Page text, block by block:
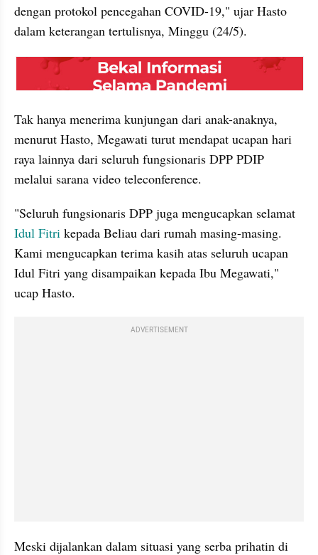
dengan protokol pencegahan COVID-19," ujar Hasto
dalam keterangan tertulisnya, Minggu (24/5).
embed from external kumparan
Tak hanya menerima kunjungan dari anak-anaknya,
menurut Hasto, Megawati turut mendapat ucapan hari
raya lainnya dari seluruh fungsionaris DPP PDIP
melalui sarana video teleconference.
Idul Fitri kepada Beliau dari rumah masing-masing.
Kami mengucapkan terima kasih atas seluruh ucapan
Idul Fitri yang disampaikan kepada Ibu Megawati,"
ucap Hasto.
ADVERTISEMENT
Meski dijalankan dalam situasi yang serba prihatin di